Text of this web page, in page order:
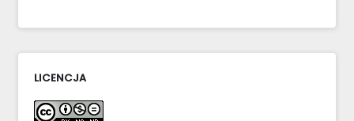
LICENCJA